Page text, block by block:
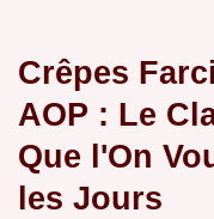
Crêpes
AOP : Le
Que l'On
les Jours